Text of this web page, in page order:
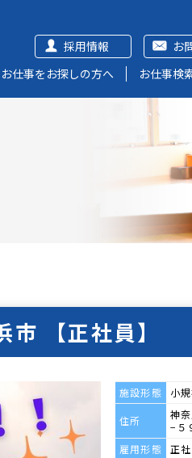
お
採用情報
お仕事をお探しの方へ
お仕事検
【正社員】
施設形態 小
住所
神
−５
雇用形態
正